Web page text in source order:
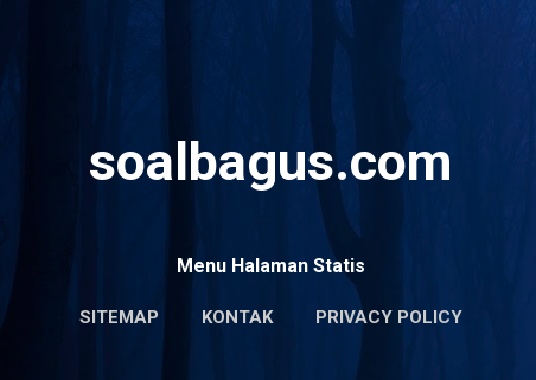
soalbagus.com
Menu Halaman Statis
SITEMAP KONTAK PRIVACY POLICY